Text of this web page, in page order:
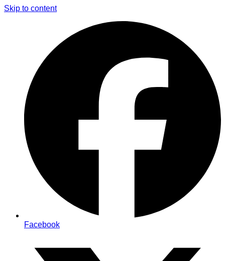
Skip to content
Facebook